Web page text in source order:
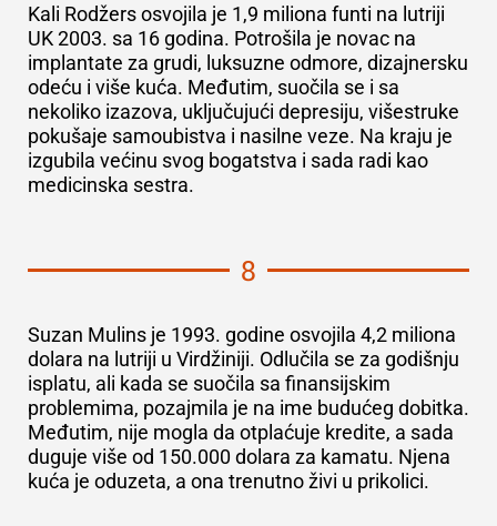
Kali Rodžers osvojila je 1,9 miliona funti na lutriji
UK 2003. sa 16 godina. Potrošila je novac na
implantate za grudi, luksuzne odmore, dizajnersku
odeću i više kuća. Međutim, suočila se i sa
nekoliko izazova, uključujući depresiju, višestruke
pokušaje samoubistva i nasilne veze. Na kraju je
izgubila većinu svog bogatstva i sada radi kao
medicinska sestra.
8
Suzan Mulins je 1993. godine osvojila 4,2 miliona
dolara na lutriji u Virdžiniji. Odlučila se za godišnju
isplatu, ali kada se suočila sa finansijskim
problemima, pozajmila je na ime budućeg dobitka.
Međutim, nije mogla da otplaćuje kredite, a sada
duguje više od 150.000 dolara za kamatu. Njena
kuća je oduzeta, a ona trenutno živi u prikolici.